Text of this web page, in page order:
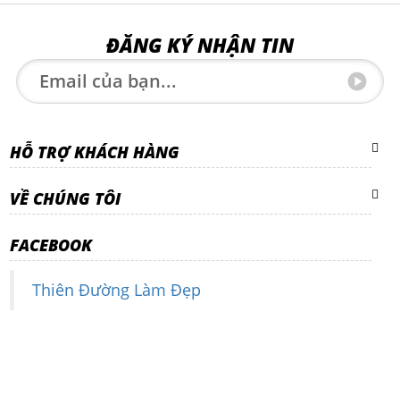
ĐĂNG KÝ NHẬN TIN
HỖ TRỢ KHÁCH HÀNG
VỀ CHÚNG TÔI
FACEBOOK
Thiên Đường Làm Đẹp